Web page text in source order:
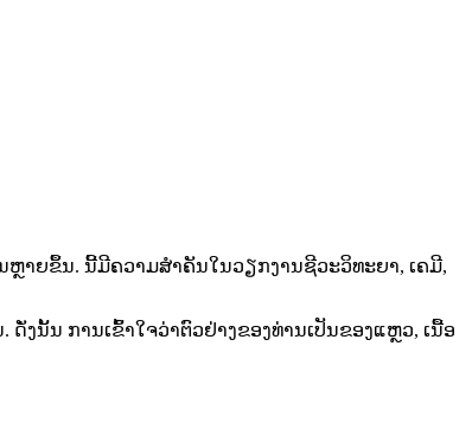
ນຫຼາຍຂຶ້ນ. ນີ້ມີຄວາມສຳຄັນໃນວຽກງານຊີວະວິທະຍາ, ເຄມີ,
ງນັ້ນ ການເຂົ້າໃຈວ່າຕົວຢ່າງຂອງທ່ານເປັນຂອງແຫຼວ, ເນື້ອ